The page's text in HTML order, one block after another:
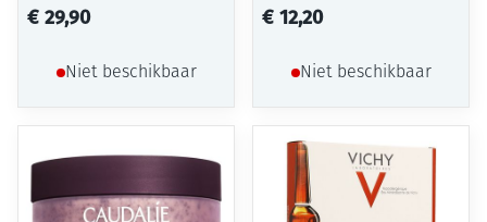
€ 29,90
Niet beschikbaar
€ 12,20
Niet beschikbaar